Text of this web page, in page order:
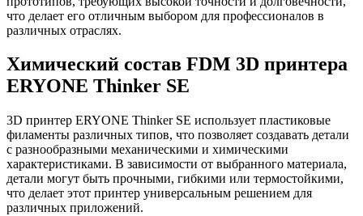
что делает его отличным выбором для профессионалов в
различных отраслях.
Химический состав FDM 3D принтера
ERYONE Thinker SE
3D принтер ERYONE Thinker SE использует пластиковые
филаменты различных типов, что позволяет создавать детали
с разнообразными механическими и химическими
характеристиками. В зависимости от выбранного материала,
детали могут быть прочными, гибкими или термостойкими,
что делает этот принтер универсальным решением для
различных приложений.